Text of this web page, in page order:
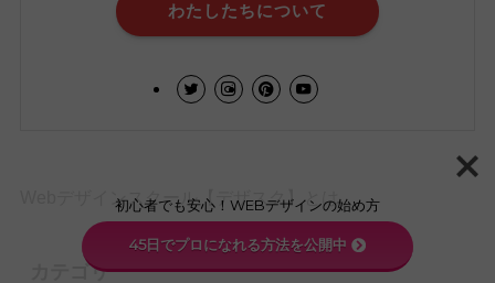
わたしたちについて
Webデザインスクール【デザスク】とは
カテゴリー
初心者でも安心！WEBデザインの始め方
45日でプロになれる方法を公開中